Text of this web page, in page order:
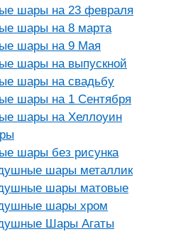
шары на 23 февраля
шары на 8 марта
шары на 9 Мая
шары на выпускной
шары на свадьбу
шары на 1 Сентября
шары на Хеллоуин
шары без рисунка
шары металлик
шары матовые
шары хром
Шары Агаты